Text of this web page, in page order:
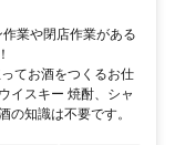
業や閉店作業がある
てお酒をつくるお仕
イスキー 焼酎、シャ
の知識は不要です。